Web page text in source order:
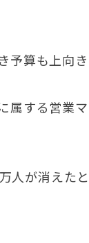
算も上向き
属する営業
人が消えた